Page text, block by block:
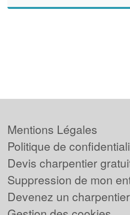
Mentions Légales
Politique de
Devis charpentier
Suppression de mon
Devenez un